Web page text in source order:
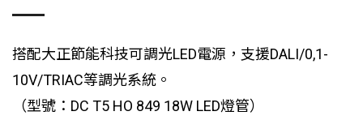
搭配大正節能科技可調光LED電源，支援DALI/0,1-
10V/TRIAC等調光系統。
（型號：DC T5 HO 849 18W LED燈管）